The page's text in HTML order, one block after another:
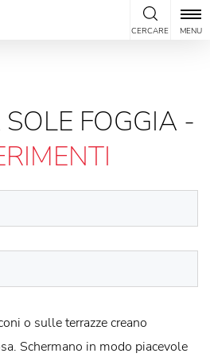
CERCARE MENU
FOGGIA -
o sulle terrazze creano
Schermano in modo piacevole